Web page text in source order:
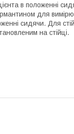
в положенні
для
сидячи. Для
на стійці.